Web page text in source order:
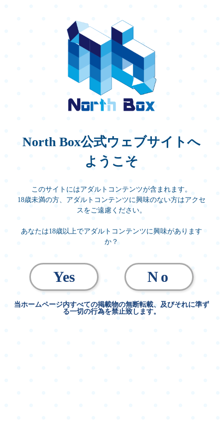
North Box公式ウェブサイトへ
ようこそ
このサイトにはアダルトコンテンツが含まれます。
18歳未満の方、アダルトコンテンツに興味のない方はアクセ
スをご遠慮ください。
あなたは18歳以上でアダルトコンテンツに興味があります
か？
Yes No
当ホームページ内すべての掲載物の無断転載、及びそれに準ず
る一切の行為を禁止致します。